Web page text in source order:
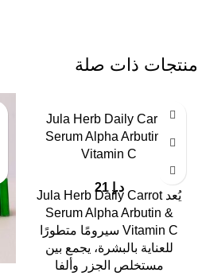
منتجات ذات صلة
Jula Herb Daily Carrot
Serum Alpha Arbutin &
Vitamin C
د.إ 21
يُعد Jula Herb Daily Carrot
Serum Alpha Arbutin &
Vitamin C سيرومًا متطورًا
للعناية بالبشرة، يجمع بين
مستخلص الجزر وألفا